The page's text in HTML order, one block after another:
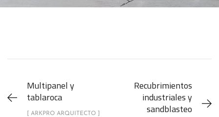
Multipanel y
tablaroca
[ ARKPRO ARQUITECTO ]
Recubrimientos
industriales y
sandblasteo